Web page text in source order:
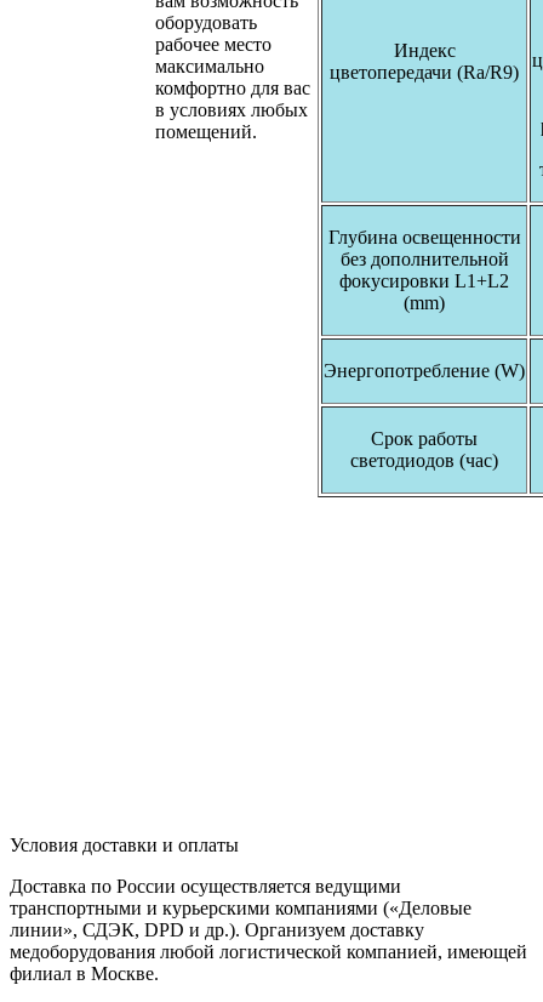
оборудовать
рабочее место
максимально
комфортно для вас
в условиях любых
помещений.
Индекс
цветопередачи (Ra/R9)
Глубина освещенности
без дополнительной
фокусировки L1+L2
(mm)
Энергопотребление (W)
Срок работы
светодиодов (час)
Условия доставки и оплаты
Доставка по России осуществляется ведущими
транспортными и курьерскими компаниями («Деловые
линии», СДЭК, DPD и др.). Организуем доставку
медоборудования любой логистической компанией, имеющей
филиал в Москве.